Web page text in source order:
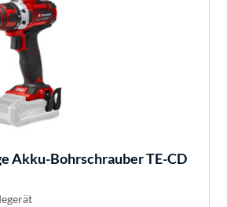
Akku-Bohrschrauber TE-CD